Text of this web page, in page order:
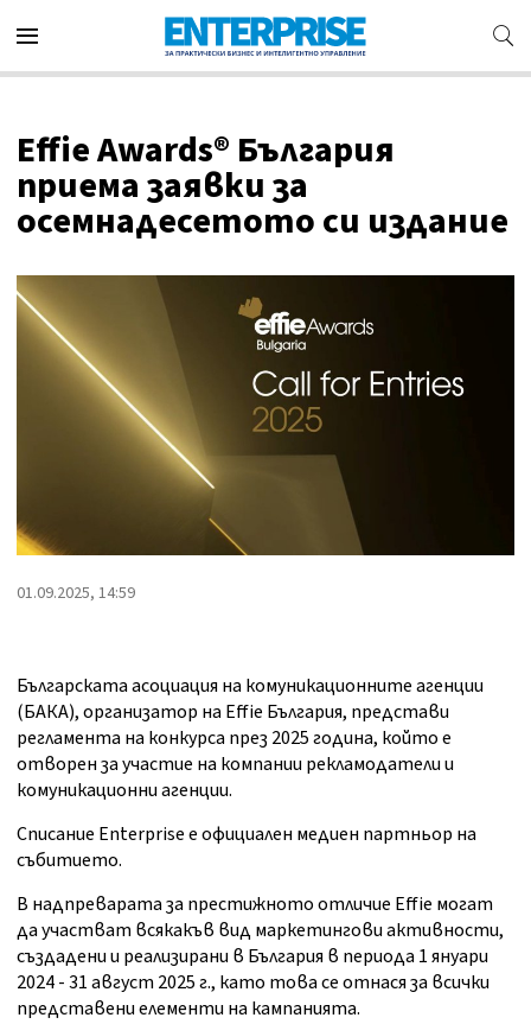
Effie Awards® България
приема заявки за
осемнадесетото си издание
01.09.2025, 14:59
Българската асоциация на комуникационните агенции
(БАКА), организатор на Effie България, представи
регламента на конкурса през 2025 година, който е
отворен за участие на компании рекламодатели и
комуникационни агенции.
Списание Enterprise е официален медиен партньор на
събитието.
В надпреварата за престижното отличие Effie могат
да участват всякакъв вид маркетингови активности,
създадени и реализирани в България в периода 1 януари
2024 - 31 август 2025 г., като това се отнася за всички
представени елементи на кампанията.